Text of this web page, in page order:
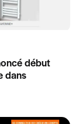
début
dans